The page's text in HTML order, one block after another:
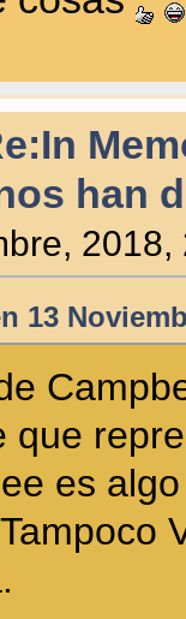
han
2018,
13
que
es